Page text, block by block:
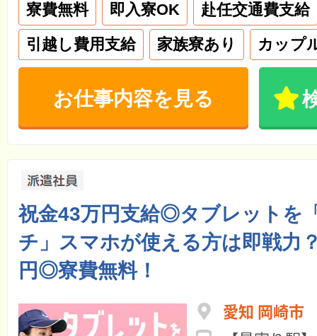
寮費無料 即入寮OK
赴任交通費支給
引越し費用支給
家族寮あり カップ
お仕事内容を見る
祝金43万円支給◎タブレットを
チ」スマホが使える方は即戦力
円◎寮費無料！
愛知 岡崎市